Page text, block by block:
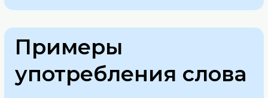
Примеры
употребления слова